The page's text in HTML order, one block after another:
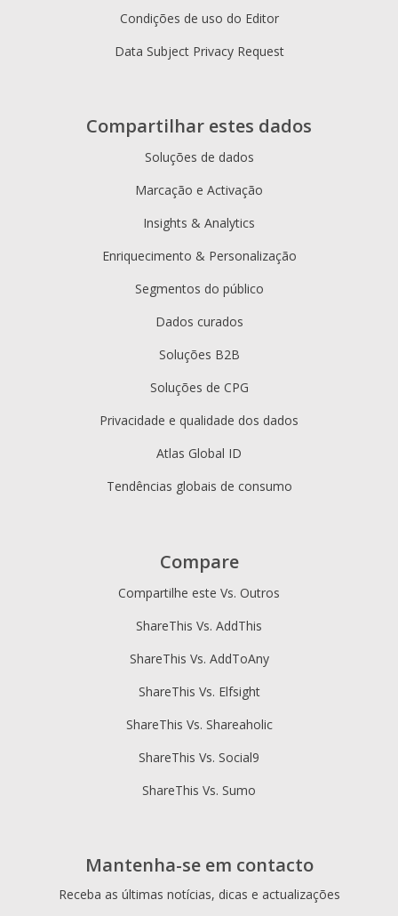
Compartilhar estes dados
Soluções de dados
Marcação e Activação
Insights & Analytics
Enriquecimento & Personalização
Segmentos do público
Dados curados
Soluções B2B
Soluções de CPG
Privacidade e qualidade dos dados
Atlas Global ID
Tendências globais de consumo
Condições de uso do Editor
Data Subject Privacy Request
Compare
Compartilhe este Vs. Outros
ShareThis Vs. AddThis
ShareThis Vs. AddToAny
ShareThis Vs. Elfsight
ShareThis Vs. Shareaholic
ShareThis Vs. Social9
ShareThis Vs. Sumo
Mantenha-se em contacto
Receba as últimas notícias, dicas e actualizações